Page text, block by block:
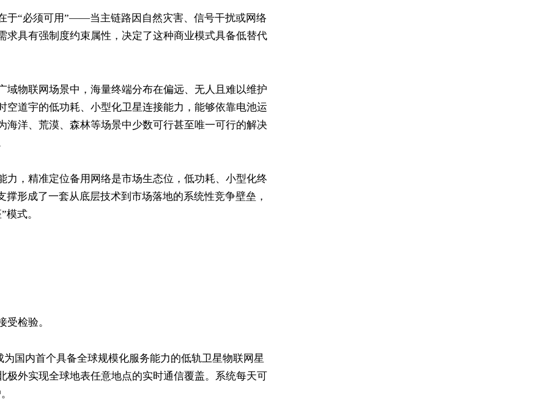
于“必须可用”——当主链路因自然灾害、信号干扰或网络
求具有强制度约束属性，决定了这种商业模式具备低替代
物联网场景中，海量终端分布在偏远、无人且难以维护
道宇的低功耗、小型化卫星连接能力，能够依靠电池运
洋、荒漠、森林等场景中少数可行甚至唯一可行的解决
力，精准定位备用网络是市场生态位，低功耗、小型化终
形成了一套从底层技术到市场落地的系统性竞争壁垒，
式。
检验。
国内首个具备全球规模化服务能力的低轨卫星物联网星
极外实现全球地表任意地点的实时通信覆盖。系统每天可